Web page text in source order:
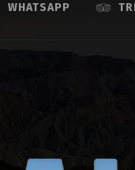
WHATSAPP